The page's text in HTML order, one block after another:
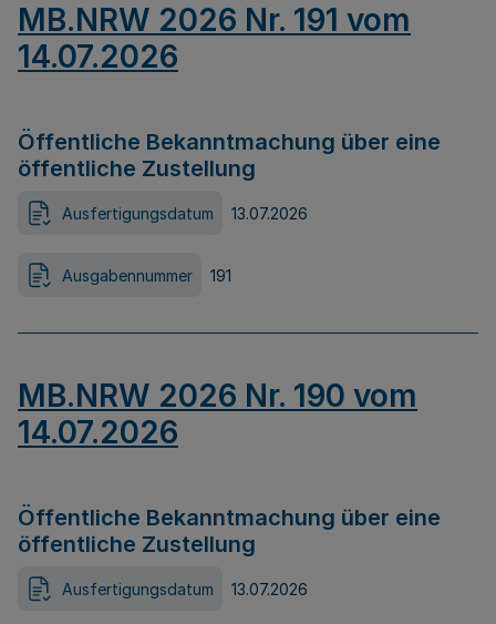
MB.NRW 2026 Nr. 191 vom
14.07.2026
Öffentliche Bekanntmachung über eine
öffentliche Zustellung
Ausfertigungsdatum 13.07.2026
Ausgabennummer 191
MB.NRW 2026 Nr. 190 vom
14.07.2026
Öffentliche Bekanntmachung über eine
öffentliche Zustellung
Ausfertigungsdatum 13.07.2026